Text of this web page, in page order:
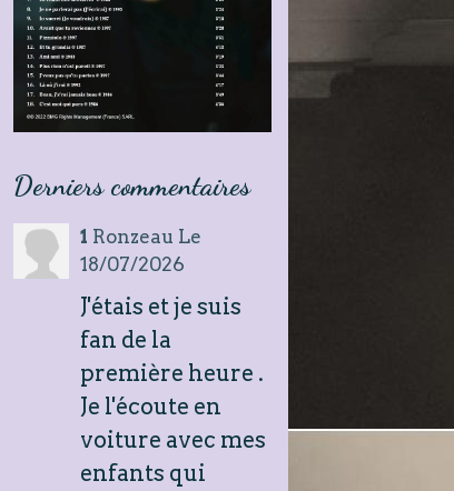
Derniers commentaires
1 Ronzeau Le
18/07/2026
J'étais et je suis
fan de la
première heure .
Je l'écoute en
voiture avec mes
enfants qui